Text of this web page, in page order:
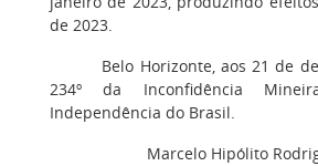
de 2023.
Belo Horizonte, aos 21 de
234º da Inconfidência
Independência do Brasil.
Marcelo Hipólito